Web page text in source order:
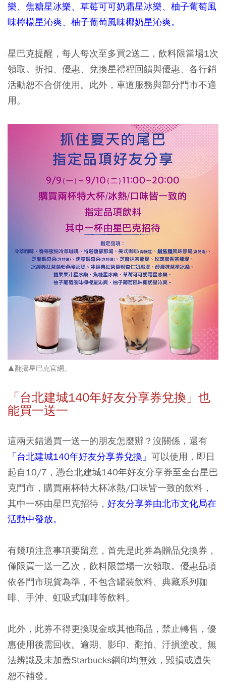
樂、焦糖星冰樂、草莓可可奶霜星冰樂、柚子葡萄風
味檸檬星沁爽、柚子葡萄風味椰奶星沁爽。
星巴克提醒，每人每次至多買2送二，飲料限當場1次
領取。折扣、優惠、兌換星禮程回饋與優惠、各行銷
活動恕不合併使用。此外，車道服務與部分門市不適
用。
▲翻攝星巴克官網。
「台北建城140年好友分享券兌換」也
能買一送一
這兩天錯過買一送一的朋友怎麼辦？沒關係，還有
「台北建城140年好友分享券兌換」 可以使用，即日
起自10/7，憑台北建城140年好友分享券至全台星巴
克門市，購買兩杯特大杯冰熱/口味皆一致的飲料，
其中一杯由星巴克招待， 好友分享券由北市文化局在
活動中發放。
有幾項注意事項要留意，首先是此券為贈品兌換券，
僅限買一送一乙次，飲料限當場一次領取。優惠品項
依各門市現貨為準，不包含罐裝飲料、典藏系列咖
啡、手沖、虹吸式咖啡等飲料。
此外，此券不得更換現金或其他商品，禁止轉售，優
惠使用後需回收。逾期、影印、翻拍、汙損塗改、無
法辨識及未加蓋Starbucks鋼印均無效，毀損或遺失
恕不補發。